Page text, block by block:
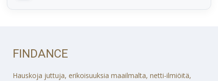
FINDANCE
Hauskoja juttuja, erikoisuuksia maailmalta, netti-ilmiöitä,